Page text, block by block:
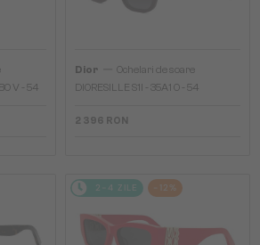
V - 54
Dior
Ochelari de soare
DIORESILLE S1I - 35A1 O - 54
2 396 RON
2-4 ZILE -12%